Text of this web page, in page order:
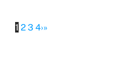
1 2 34›»